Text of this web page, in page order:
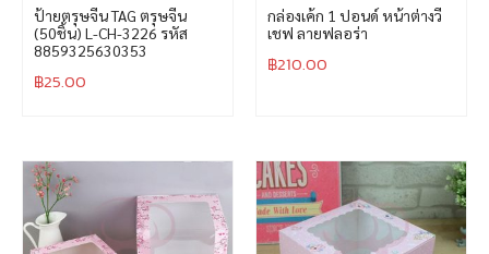
ป้ายตรุษจีน TAG ตรุษจีน
(50ชิ้น) L-CH-3226 รหัส
8859325630353
฿25.00
กล่องเค้ก 1 ปอนด์ หน้าต่างวี
เชฟ ลายฟลอร่า
฿210.00